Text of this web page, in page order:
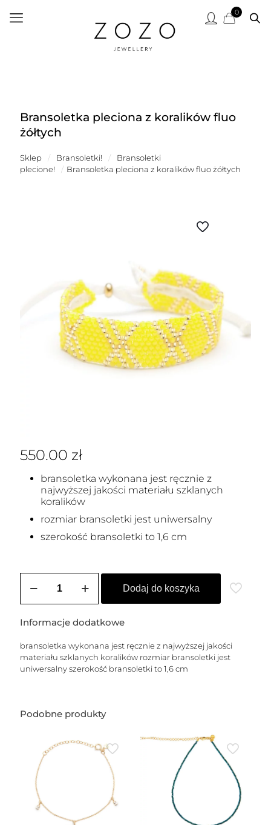
0
Bransoletka pleciona z koralików fluo
żółtych
Sklep / Bransoletki! /
Bransoletki
plecione!
/ Bransoletka pleciona z koralików fluo żółtych
550.00 zł
bransoletka wykonana jest ręcznie z
najwyższej jakości materiału szklanych
koralików
rozmiar bransoletki jest uniwersalny
szerokość bransoletki to 1,6 cm
Bransoletka
koralików
żółtych
Dodaj do koszyka
Informacje dodatkowe
bransoletka wykonana jest ręcznie z najwyższej jakości
materiału szklanych koralików rozmiar bransoletki jest
uniwersalny szerokość bransoletki to 1,6 cm
Podobne produkty